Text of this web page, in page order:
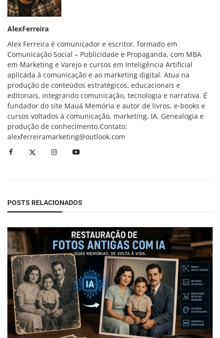
AlexFerreira
Alex Ferreira é comunicador e escritor, formado em
Comunicação Social – Publicidade e Propaganda, com MBA
em Marketing e Varejo e cursos em Inteligência Artificial
aplicada à comunicação e ao marketing digital. Atua na
produção de conteúdos estratégicos, educacionais e
editoriais, integrando comunicação, tecnologia e narrativa. É
fundador do site Mauá Memória e autor de livros, e-books e
cursos voltados à comunicação, marketing, IA, Genealogia e
produção de conhecimento.Contato:
alexferreiramarketing@outlook.com
POSTS RELACIONADOS